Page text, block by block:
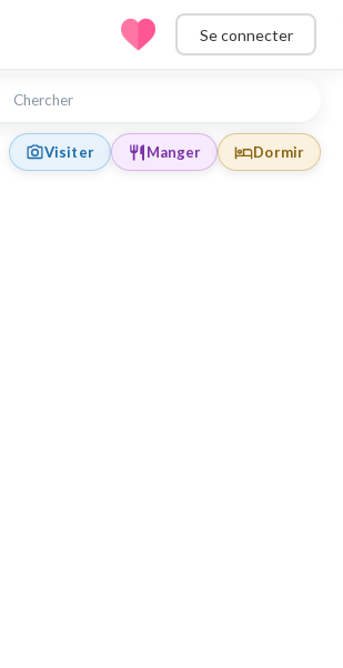
Se connecter
Visiter Manger Dormir